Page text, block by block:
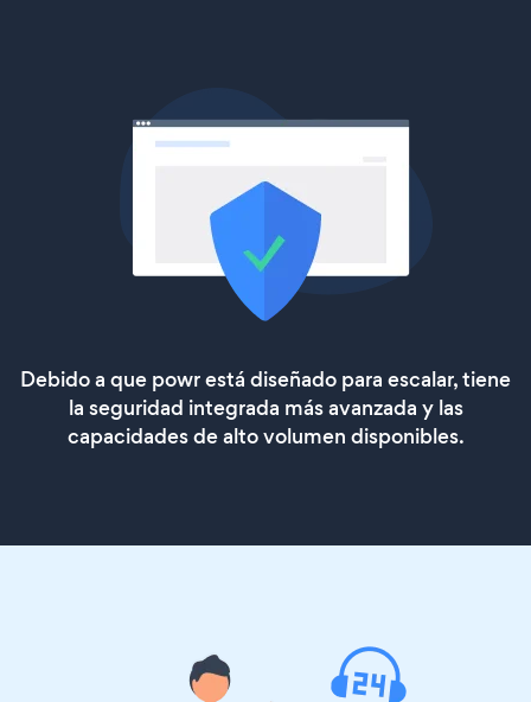
Debido a que powr está diseñado para escalar, tiene
la seguridad integrada más avanzada y las
capacidades de alto volumen disponibles.